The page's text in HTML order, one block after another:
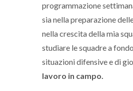
programmazione
sia nella preparazione
nella crescita della mia
studiare le squadre a
situazioni difensive e di
lavoro in campo.